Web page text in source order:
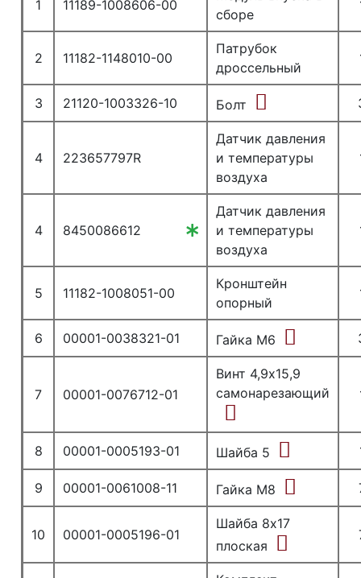
1 11189-1008606-00
сборе
2 11182-1148010-00
Патрубок
дроссельный
3 21120-1003326-10 Болт
4 223657797R
Датчик давления
и температуры
воздуха
4 8450086612
Датчик давления
и температуры
воздуха
5 11182-1008051-00
Кронштейн
опорный
6 00001-0038321-01 Гайка М6
7 00001-0076712-01
Винт 4,9х15,9
самонарезающий
8 00001-0005193-01 Шайба 5
9 00001-0061008-11 Гайка М8
10 00001-0005196-01
Шайба 8х17
плоская